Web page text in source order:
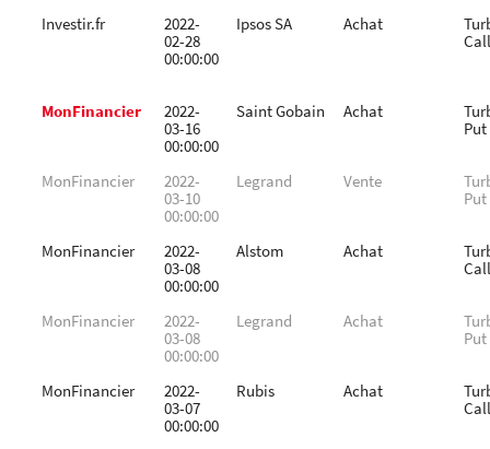
Investir.fr
2022-
02-28
00:00:00
Ipsos SA Achat
Call
MonFinancier
2022-
03-16
00:00:00
Saint Gobain Achat
Put
MonFinancier
2022-
03-10
00:00:00
Legrand Vente
Put
MonFinancier
2022-
03-08
00:00:00
Alstom Achat
Call
MonFinancier
2022-
03-08
00:00:00
Legrand Achat
Put
MonFinancier
2022-
03-07
00:00:00
Rubis Achat
Call